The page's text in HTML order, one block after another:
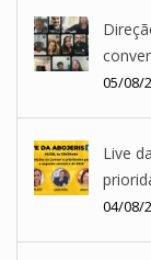
05/08/
Live
04/08/